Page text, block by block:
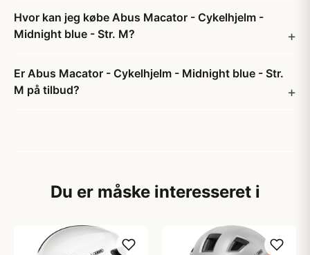
Hvor kan jeg købe Abus Macator - Cykelhjelm -
Midnight blue - Str. M?
Er Abus Macator - Cykelhjelm - Midnight blue - Str.
M på tilbud?
Du er måske interesseret i